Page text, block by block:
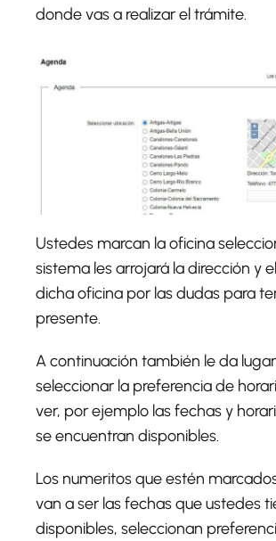
donde vas a realizar el trámite.
Ustedes marcan la oficina
sistema les arrojará la dirección y
dicha oficina por las dudas para
presente.
A continuación también le da
seleccionar la preferencia de
ver, por ejemplo las fechas y
se encuentran disponibles.
Los numeritos que estén
van a ser las fechas que ustedes
disponibles, seleccionan